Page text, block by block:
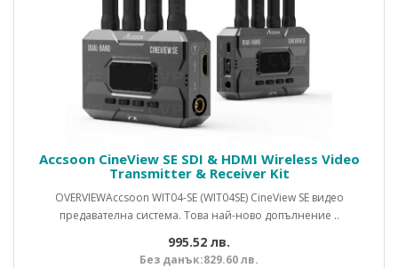
Accsoon CineView SE SDI & HDMI Wireless Video
Transmitter & Receiver Kit
OVERVIEWAccsoon WIT04-SE (WIT04SE) CineView SE видео
предавателна система. Това най-ново допълнение ..
995.52 лв.
Без данък:829.60 лв.